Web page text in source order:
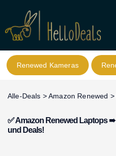
Renewed Kameras
Alle-Deals >Amazon Renewed >
✅ Amazon Renewed Laptops
und Deals!